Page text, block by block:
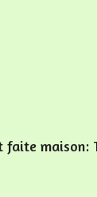
faite maison: